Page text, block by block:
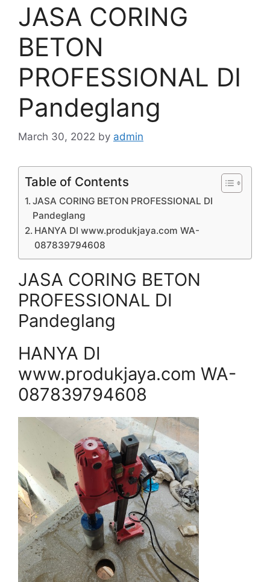
JASA CORING
BETON
PROFESSIONAL DI
Pandeglang
March 30, 2022 by admin
Table of Contents
JASA CORING BETON PROFESSIONAL DI
Pandeglang
HANYA DI www.produkjaya.com WA-
087839794608
JASA CORING BETON
PROFESSIONAL DI
Pandeglang
HANYA DI
www.produkjaya.com WA-
087839794608